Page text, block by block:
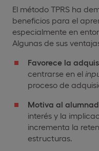
El método TPRS ha
beneficios para el
especialmente en
Algunas de sus
Favorece la
centrarse en el
proceso de
Motiva al
interés y la
incrementa la
estructuras.